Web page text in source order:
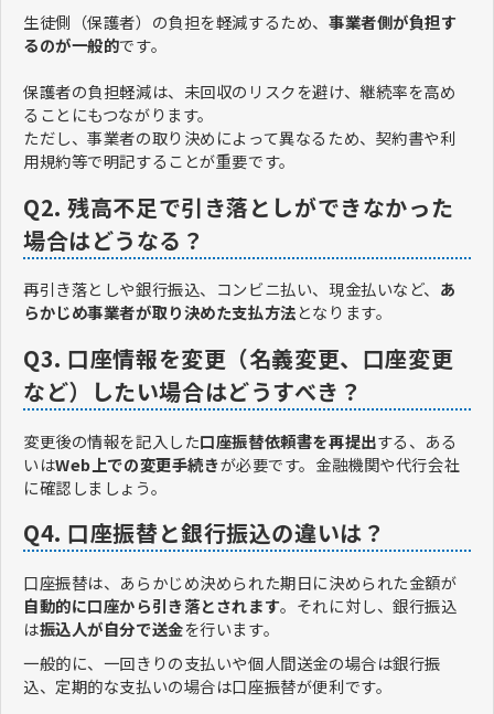
生徒側（保護者）の負担を軽減するため、 事業者側が負担す
るのが一般的です。
保護者の負担軽減は、未回収のリスクを避け、継続率を高め
ることにもつながります。
ただし、事業者の取り決めによって異なるため、契約書や利
用規約等で明記することが重要です。
Q2. 残高不足で引き落としができなかった
場合はどうなる？
再引き落としや銀行振込、コンビニ払い、現金払いなど、 あ
らかじめ事業者が取り決めた支払方法となります。
Q3. 口座情報を変更（名義変更、口座変更
など）したい場合はどうすべき？
変更後の情報を記入した口座振替依頼書を再提出する、ある
いはWeb上での変更手続きが必要です。金融機関や代行会社
に確認しましょう。
Q4. 口座振替と銀行振込の違いは？
口座振替は、あらかじめ決められた期日に決められた金額が
自動的に口座から引き落とされます。それに対し、銀行振込
は振込人が自分で送金を行います。
一般的に、一回きりの支払いや個人間送金の場合は銀行振
込、定期的な支払いの場合は口座振替が便利です。